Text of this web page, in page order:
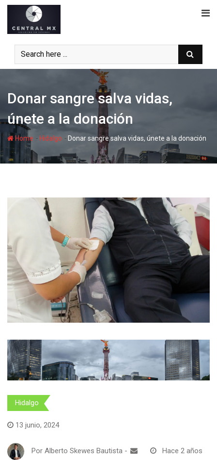
Skip
content
Donar sangre salva vidas,
únete a la donación
Home - Hidalgo - Donar sangre salva vidas, únete a la donación
Hidalgo
13 junio, 2024
Por Alberto Skewes Bautista - Hace 2 años